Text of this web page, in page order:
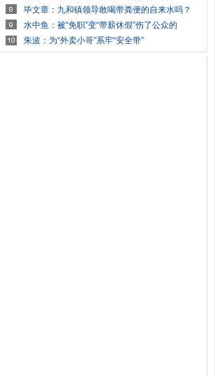
毕文章：九和镇领导敢喝带粪便的自来水吗？
水中鱼：被“免职”变“带薪休假”伤了公众的
朱波：为“外卖小哥”系牢“安全带”